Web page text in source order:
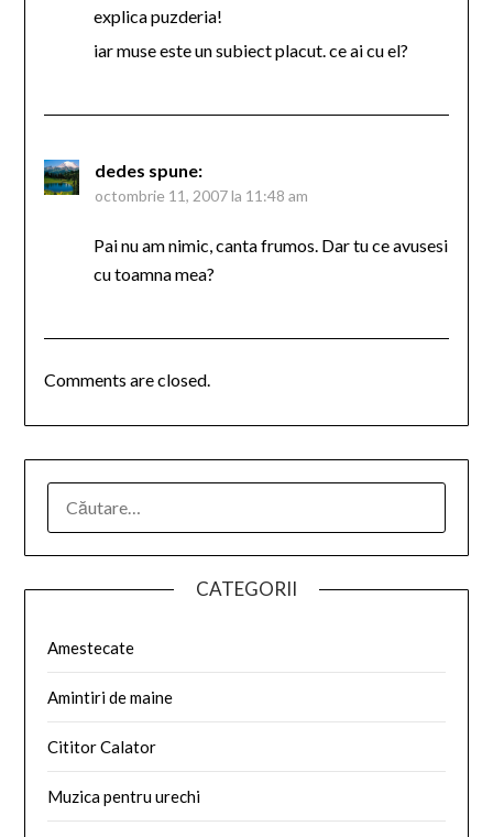
explica puzderia!
iar muse este un subiect placut. ce ai cu el?
dedes spune:
octombrie 11, 2007 la 11:48 am
Pai nu am nimic, canta frumos. Dar tu ce avusesi
cu toamna mea?
Comments are closed.
CATEGORII
Amestecate
Amintiri de maine
Cititor Calator
Muzica pentru urechi